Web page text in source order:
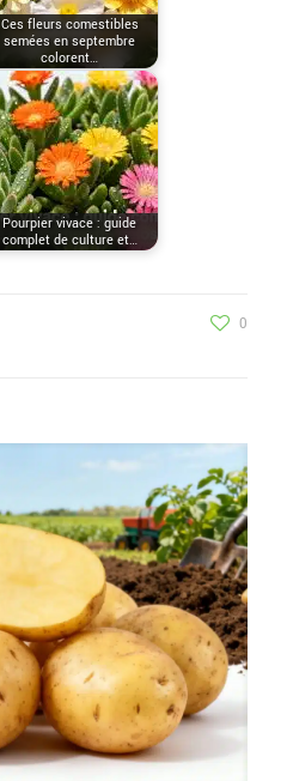
Ces fleurs comestibles
semées en septembre
colorent…
Pourpier vivace : guide
complet de culture et…
0